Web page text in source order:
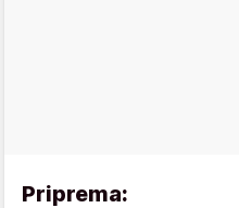
Priprema: